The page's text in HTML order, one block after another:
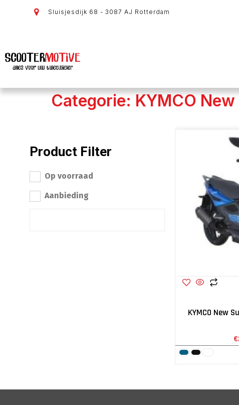
Sluisjesdijk 68 - 3087 AJ Rotterdam
Categorie: KYMCO
Product Filter
Op voorraad
Aanbieding
KYMCO New
€